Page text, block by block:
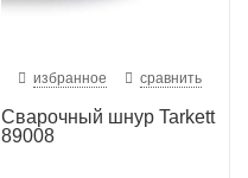
избранное сравнить
Сварочный шнур Tarkett
89008